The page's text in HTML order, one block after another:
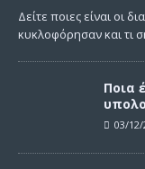
Δείτε ποιες είναι οι
κυκλοφόρησαν και τι
Ποια
03/12/